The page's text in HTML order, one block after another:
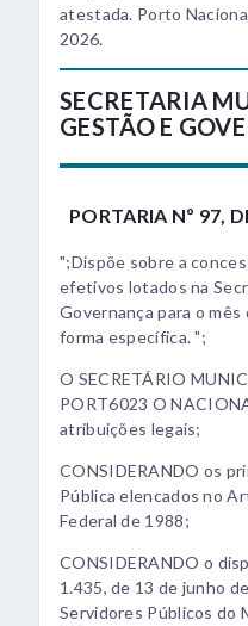
atestada. Porto
2026.
SECRETARIA
GESTÃO E
PORTARIA Nº 97,
";Dispõe sobre a
efetivos lotados na
Governança para o
forma específica. ";
O SECRETÁRIO
PORT6023 O
atribuições legais;
CONSIDERANDO os
Pública elencados no
Federal de 1988;
CONSIDERANDO o
1.435, de 13 de junho
Servidores Públicos do